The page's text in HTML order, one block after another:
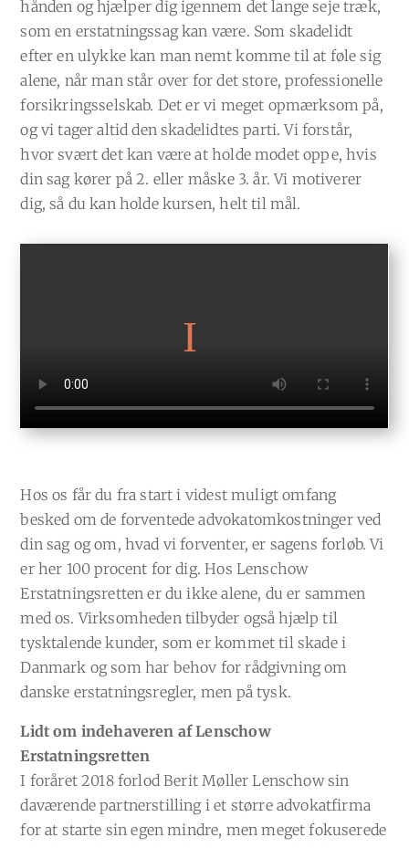
hånden og hjælper dig igennem det lange seje træk,
som en erstatningssag kan være. Som skadelidt
efter en ulykke kan man nemt komme til at føle sig
alene, når man står over for det store, professionelle
forsikringsselskab. Det er vi meget opmærksom på,
og vi tager altid den skadelidtes parti. Vi forstår,
hvor svært det kan være at holde modet oppe, hvis
din sag kører på 2. eller måske 3. år. Vi motiverer
dig, så du kan holde kursen, helt til mål.
Hos os får du fra start i videst muligt omfang
besked om de forventede advokatomkostninger ved
din sag og om, hvad vi forventer, er sagens forløb. Vi
er her 100 procent for dig. Hos Lenschow
Erstatningsretten er du ikke alene, du er sammen
med os. Virksomheden tilbyder også hjælp til
tysktalende kunder, som er kommet til skade i
Danmark og som har behov for rådgivning om
danske erstatningsregler, men på tysk.
Lidt om indehaveren af Lenschow
Erstatningsretten
I foråret 2018 forlod Berit Møller Lenschow sin
daværende partnerstilling i et større advokatfirma
for at starte sin egen mindre, men meget fokuserede